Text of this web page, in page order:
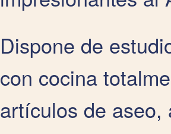
Dispone de
con cocina
artículos de aseo,